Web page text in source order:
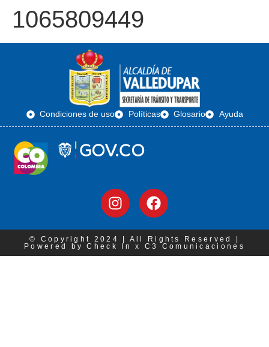
1065809449
Condiciones de uso Políticas Glosario Ayuda
© Copyright 2024 | All Rights Reserved |
Powered by Check In x C3 Comunicaciones